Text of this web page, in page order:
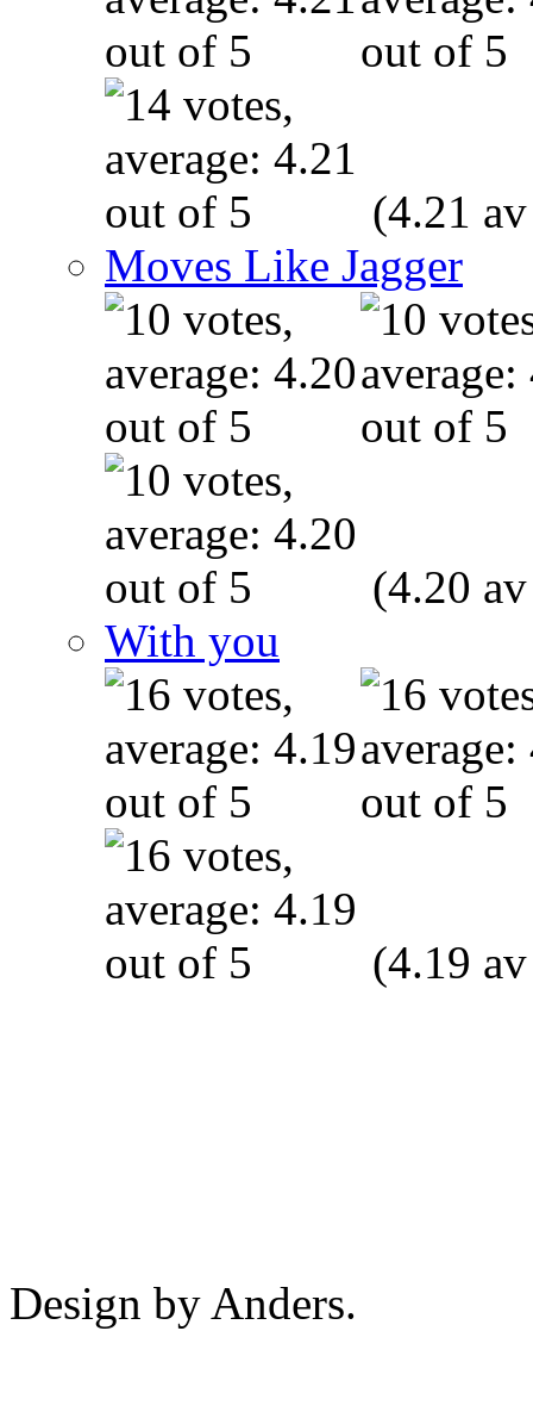
(4.21
Moves Like Jagger
(4.20
With you
(4.19
Design by Anders.